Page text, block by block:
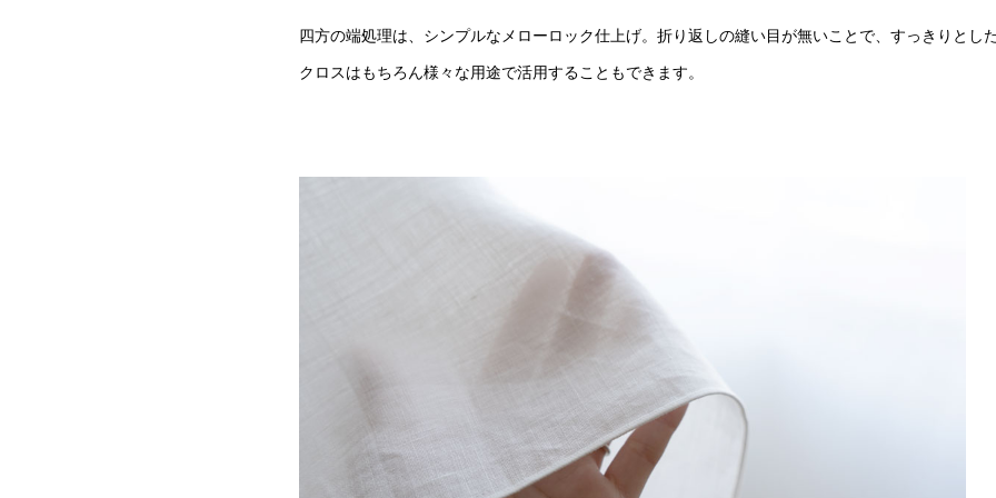
四方の端処理は、シンプルなメローロック仕上げ。折り返しの縫い目が無いことで、すっきりとし
クロスはもちろん様々な用途で活用することもできます。